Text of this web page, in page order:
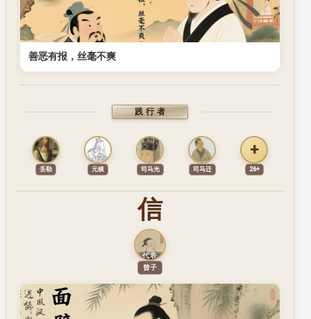
善恶有报，丝毫不爽
践行者
丢勒 元稹 司马光 司马迁
+
26+
信
代表
代表人物
曾子